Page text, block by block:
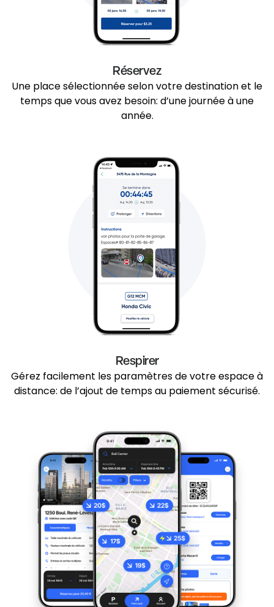
Réservez
Une place sélectionnée selon votre destination et le
temps que vous avez besoin: d’une journée à une
année.
Respirer
Gérez facilement les paramètres de votre espace à
distance: de l’ajout de temps au paiement sécurisé.